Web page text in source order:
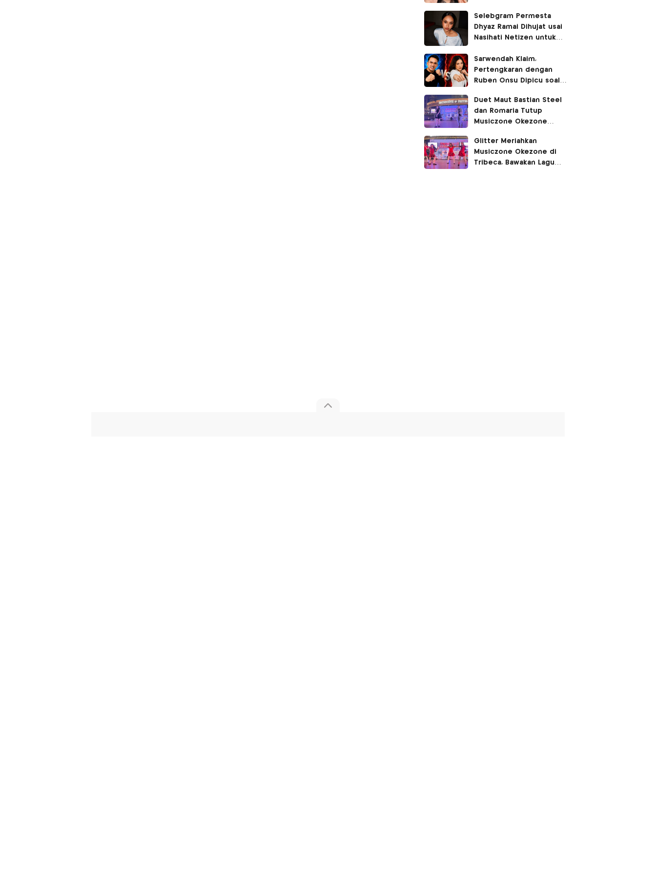
Selebgram Permesta
Dhyaz Ramai Dihujat usai
Nasihati Netizen untuk
Sarwendah Klaim,
Pertengkaran dengan
Ruben Onsu Dipicu soal
Duet Maut Bastian Steel
dan Romaria Tutup
Musiczone Okezone
Glitter Meriahkan
Musiczone Okezone di
Tribeca, Bawakan Lagu